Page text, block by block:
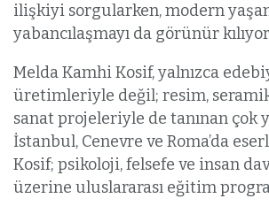
ilişkiyi sorgularken, modern
yabancılaşmayı da görünür
Melda Kamhi Kosif, yalnızca
üretimleriyle değil; resim, seramik
sanat projeleriyle de tanınan çok
İstanbul, Cenevre ve Roma’da
Kosif; psikoloji, felsefe ve insan
üzerine uluslararası eğitim